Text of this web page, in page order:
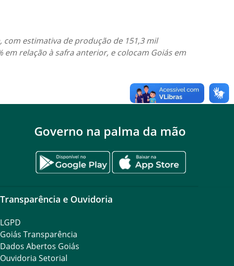
estimativa de produção de 151,3 mil
relação à safra anterior, e colocam Goiás em
Governo na palma da mão
Transparência e Ouvidoria
LGPD
Goiás Transparência
Dados Abertos Goiás
Ouvidoria Setorial